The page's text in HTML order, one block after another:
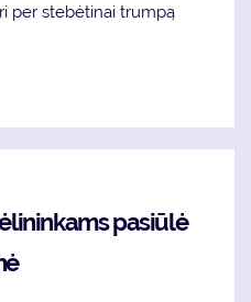
per ste­bė­ti­nai trum­pą
pa­siū­lė